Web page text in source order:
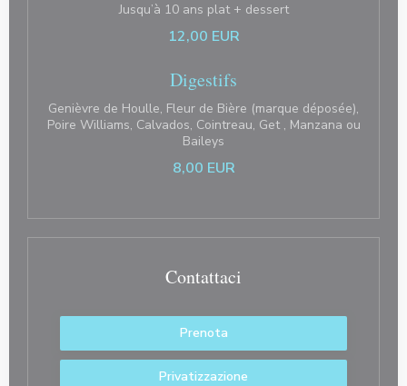
Jusqu’à 10 ans plat + dessert
12,00 EUR
Digestifs
Genièvre de Houlle, Fleur de Bière (marque déposée),
Poire Williams, Calvados, Cointreau, Get , Manzana ou
Baileys
8,00 EUR
Contattaci
Prenota
Privatizzazione